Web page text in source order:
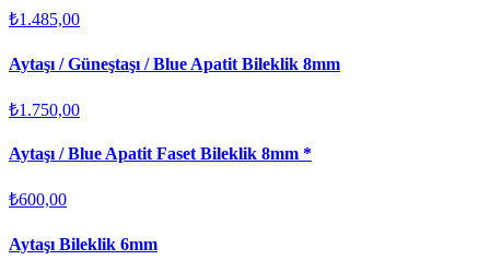
₺1.485,00
Aytaşı / Güneştaşı / Blue Apatit Bileklik 8mm
₺1.750,00
Aytaşı / Blue Apatit Faset Bileklik 8mm *
₺600,00
Aytaşı Bileklik 6mm